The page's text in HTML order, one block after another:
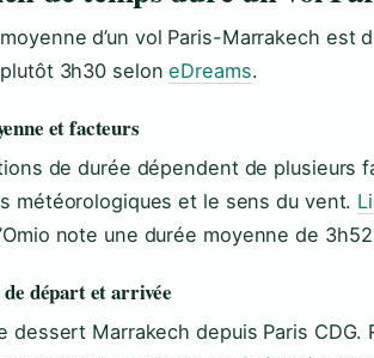
d’un vol Paris-Marrakech est
3h30 seloneDreams.
et facteurs
de durée dépendent de plusieurs
météorologiques et le sens du vent.
note une durée moyenne de
départ et arrivée
dessert Marrakech depuis Paris CDG.